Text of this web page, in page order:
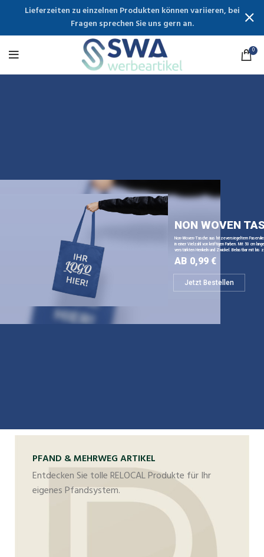
0
NON WOVEN
Non-Woven-Tasche aus hitzeversiegeltem
in einer Vielzahl von kräftigen Farben. Mit 50 cm
verstärkten Henkeln und Zwickel. Belastbar mit bis
Jetzt Bestellen
AB 0,99 €
PFAND & MEHRWEG ARTIKEL
Entdecken Sie tolle RELOCAL Produkte für Ihr
eigenes Pfandsystem.
Lieferzeiten zu einzelnen Produkten können variieren, bei
Fragen sprechen Sie uns gern an.